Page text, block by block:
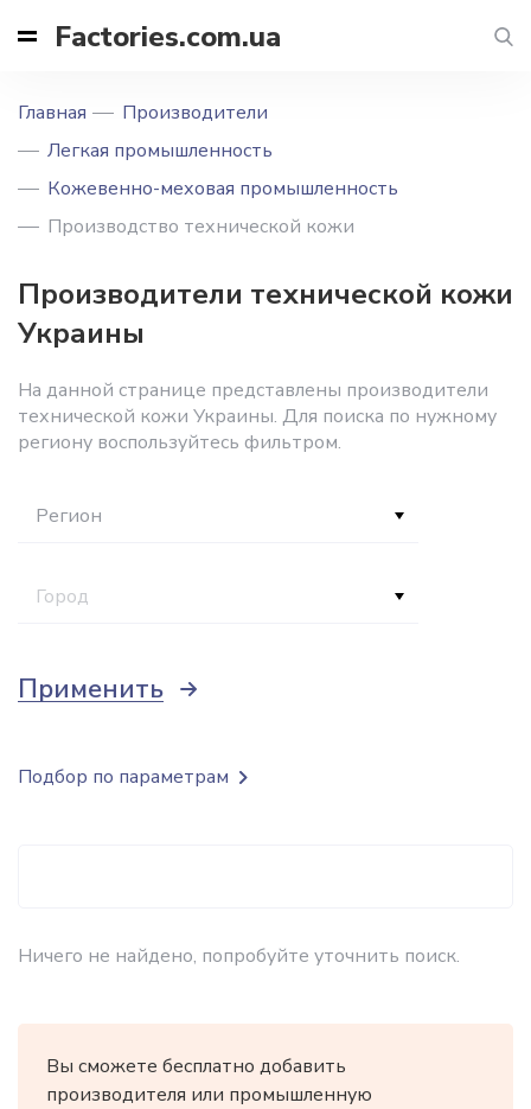
Factories.com.ua
Главная
Производители
Легкая промышленность
Кожевенно-меховая промышленность
Производство технической кожи
Производители технической кожи
Украины
На данной странице представлены производители
технической кожи Украины. Для поиска по нужному
региону воспользуйтесь фильтром.
Регион
Город
Применить
Ничего не найдено, попробуйте уточнить поиск.
Вы сможете бесплатно добавить
производителя или промышленную
Подбор по параметрам